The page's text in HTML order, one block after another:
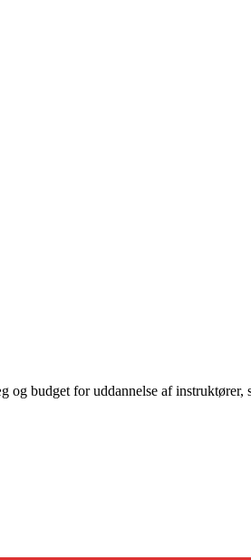
budget for uddannelse af instruktører,